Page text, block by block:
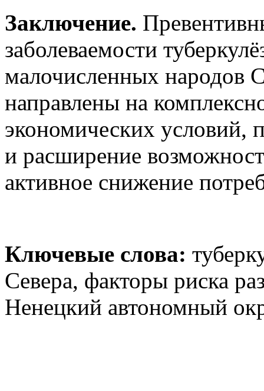
Заключение.
заболеваемости
малочисленных народов
направлены на
экономических условий,
и расширение
активное снижение
Ключевые слова:
Севера, факторы риска
Ненецкий автономный